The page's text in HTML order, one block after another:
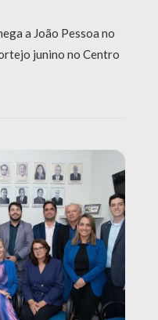
a João Pessoa no
junino no Centro